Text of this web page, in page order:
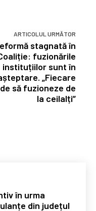
în urma
din județul
ARTICOLUL URMĂTOR
stagnată în
fuzionările
instituțiilor sunt în
„Fiecare
să fuzioneze de
la ceilalți”